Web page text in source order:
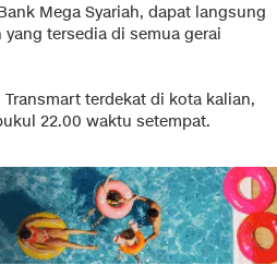
Mega Syariah, dapat langsung
tersedia di semua gerai
terdekat di kota kalian,
22.00 waktu setempat.